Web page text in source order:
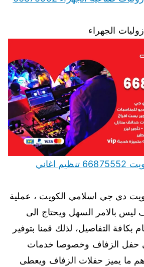
الجهراء
دي جي اسلامي الكويت 66875552 تنظيم اغاني
دي جي اسلامي الكويت ، عملية
ليس بالامر السهل ويحتاج الى
بكافة التفاصيل، لذلك قمنا بتوفير
حفل الزفاف وخصوصا خدمات
ما يميز حفلات الزفاف ويعطى